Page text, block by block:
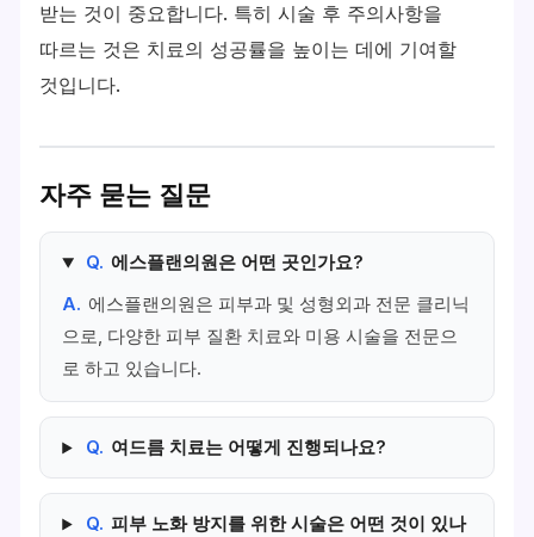
받는 것이 중요합니다. 특히 시술 후 주의사항을
따르는 것은 치료의 성공률을 높이는 데에 기여할
것입니다.
자주 묻는 질문
Q. 에스플랜의원은 어떤 곳인가요?
A. 에스플랜의원은 피부과 및 성형외과 전문 클리닉
으로, 다양한 피부 질환 치료와 미용 시술을 전문으
로 하고 있습니다.
Q. 여드름 치료는 어떻게 진행되나요?
Q. 피부 노화 방지를 위한 시술은 어떤 것이 있나